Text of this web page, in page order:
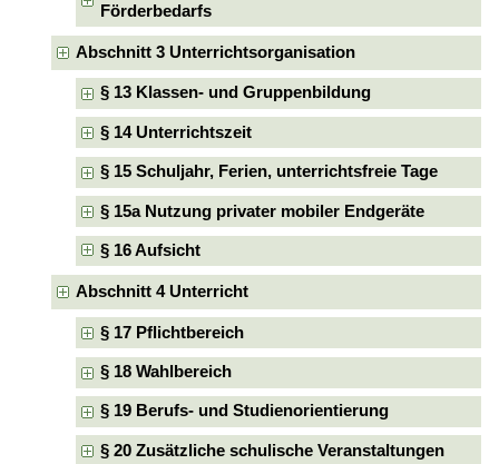
Förderbedarfs
Abschnitt 3 Unterrichtsorganisation
§ 13 Klassen- und Gruppenbildung
§ 14 Unterrichtszeit
§ 15 Schuljahr, Ferien, unterrichtsfreie Tage
§ 15a Nutzung privater mobiler Endgeräte
§ 16 Aufsicht
Abschnitt 4 Unterricht
§ 17 Pflichtbereich
§ 18 Wahlbereich
§ 19 Berufs- und Studienorientierung
§ 20 Zusätzliche schulische Veranstaltungen